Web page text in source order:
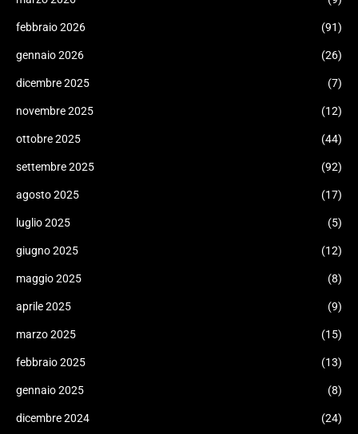
febbraio 2026 (91)
gennaio 2026 (26)
dicembre 2025 (7)
novembre 2025 (12)
ottobre 2025 (44)
settembre 2025 (92)
agosto 2025 (17)
luglio 2025 (5)
giugno 2025 (12)
maggio 2025 (8)
aprile 2025 (9)
marzo 2025 (15)
febbraio 2025 (13)
gennaio 2025 (8)
dicembre 2024 (24)